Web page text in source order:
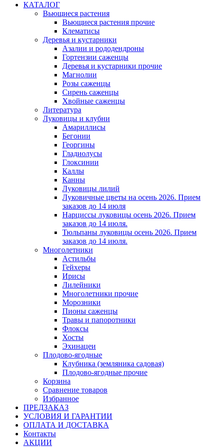
КАТАЛОГ
Вьющиеся растения
Вьющиеся растения прочие
Клематисы
Деревья и кустарники
Азалии и рододендроны
Гортензии саженцы
Деревья и кустарники прочие
Магнолии
Розы саженцы
Сирень саженцы
Хвойные саженцы
Литература
Луковицы и клубни
Амариллисы
Бегонии
Георгины
Гладиолусы
Глоксинии
Каллы
Канны
Луковицы лилий
Луковичные цветы на осень 2026. Прием
заказов до 14 июля
Нарциссы луковицы осень 2026. Прием
заказов до 14 июля.
Тюльпаны луковицы осень 2026. Прием
заказов до 14 июля.
Многолетники
Астильбы
Гейхеры
Ирисы
Лилейники
Многолетники прочие
Морозники
Пионы саженцы
Травы и папоротники
Флоксы
Хосты
Эхинацеи
Плодово-ягодные
Клубника (земляника садовая)
Плодово-ягодные прочие
Корзина
Сравнение товаров
Избранное
ПРЕДЗАКАЗ
УСЛОВИЯ И ГАРАНТИИ
ОПЛАТА И ДОСТАВКА
Контакты
АКЦИИ